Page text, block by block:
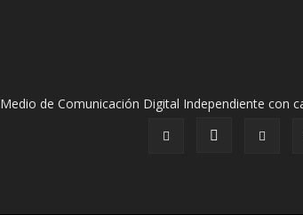
Medio de Comunicación Digital Independiente con